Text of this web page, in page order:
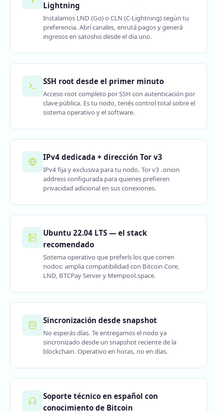
Lightning
Instalamos LND (Go) o CLN (C-Lightning) según tu
preferencia. Abrí canales, enrutá pagos y generá
ingresos en satoshis desde el día uno.
SSH root desde el primer minuto
Acceso root completo por SSH con autenticación por
clave pública. Es tu nodo, tenés control total sobre el
sistema operativo y el software.
IPv4 dedicada + dirección Tor v3
IPv4 fija y exclusiva para tu nodo. Tor v3 .onion
address configurada para quienes prefieren
privacidad adicional en sus conexiones.
Ubuntu 22.04 LTS — el stack
recomendado
Sistema operativo que preferís los que corren
nodos: amplia compatibilidad con Bitcoin Core,
LND, BTCPay Server y Mempool.space.
Sincronización desde snapshot
No esperás días. Te entregamos el nodo ya
sincronizado desde un snapshot reciente de la
blockchain. Operativo en horas, no en días.
Soporte técnico en español con
conocimiento de Bitcoin